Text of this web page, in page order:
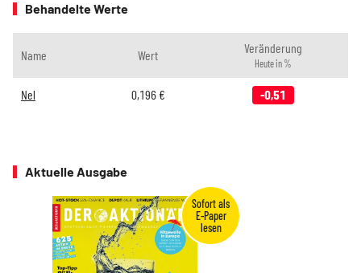
Behandelte Werte
Name Wert Veränderung
Heute in %
Nel 0,196€ -0,51
Aktuelle Ausgabe